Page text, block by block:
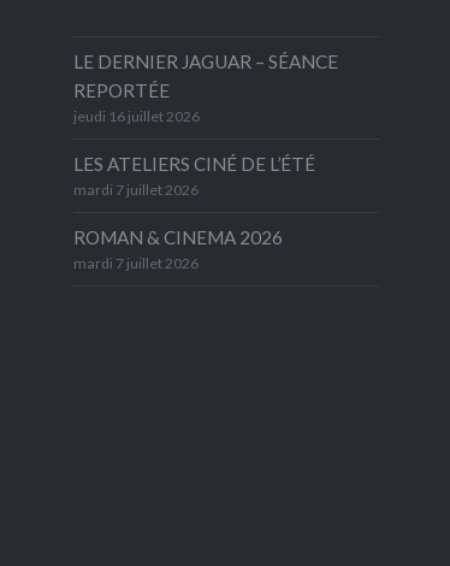
LE DERNIER JAGUAR – SÉANCE
REPORTÉE
jeudi 16 juillet 2026
LES ATELIERS CINÉ DE L’ÉTÉ
mardi 7 juillet 2026
ROMAN & CINEMA 2026
mardi 7 juillet 2026